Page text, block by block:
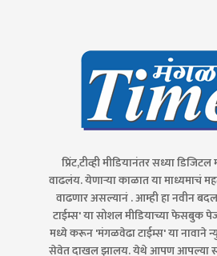
प्रिंट,टीव्ही मीडियानंतर सध्या
वाढलंय. येणाऱ्या काळात या माध्यमाचं
वाढणार असल्यानं . आम्ही हा नवीन
टाईम्स' या सोशल मीडियाच्या फेसबुक
मध्ये करून 'मंगळवेढा टाईम्स' या नावाने
सेवेत दाखल झालय. येथे आपण आपल्या